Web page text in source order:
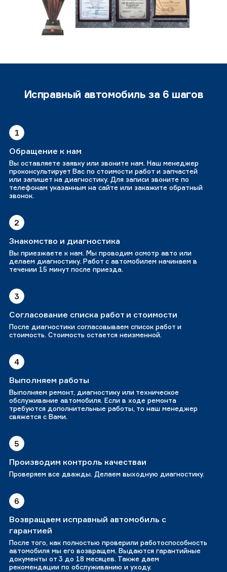
Исправный автомобиль за 6 шагов
1
Обращение к нам
Вы оставляете заявку или звоните нам. Наш менеджер
проконсультирует Вас по стоимости работ и запчастей
или запишет на диагностику. Для записи звоните по
телефонам указанным на сайте или закажите обратный
звонок.
2
Знакомство и диагностика
Вы приезжаете к нам. Мы проводим осмотр авто или
делаем диагностику. Работ с автомобилем начинаем в
течении 15 минут после приезда.
3
Согласование списка работ и стоимости
После диагностики согласовываем список работ и
стоимость. Стоимость остается неизменной.
4
Выполняем работы
Выполняем ремонт, диагностику или техническое
обслуживание автомобиля. Если в ходе ремонта
требуются дополнительные работы, то наш менеджер
свяжется с Вами.
5
Производим контроль качестваи
Проверяем все дважды. Делаем выходную диагностику.
6
Возвращаем исправный автомобиль с
гарантией
После того, как полностью проверили работоспособность
автомобиля мы его возвращем. Выдаются гарантийные
документы от 3 до 18 месяцев. Также даем
рекомендации по обслуживанию и уходу.